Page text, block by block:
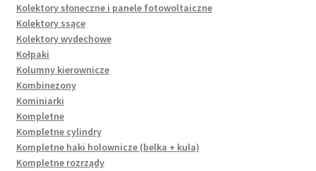
Kolektory słoneczne i panele fotowoltaiczne
Kolektory ssące
Kolektory wydechowe
Kołpaki
Kolumny kierownicze
Kombinezony
Kominiarki
Kompletne
Kompletne cylindry
Kompletne haki holownicze (belka + kula)
Kompletne rozrządy